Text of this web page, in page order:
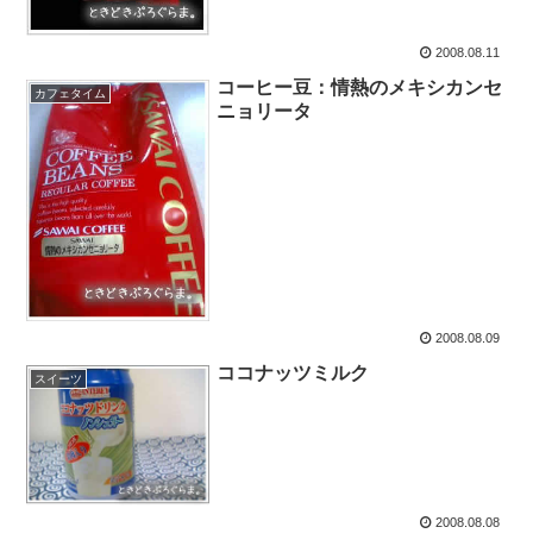
2008.08.11
カフェタイム
コーヒー豆：情熱のメキシカンセ
ニョリータ
2008.08.09
スイーツ ココナッツミルク
2008.08.08